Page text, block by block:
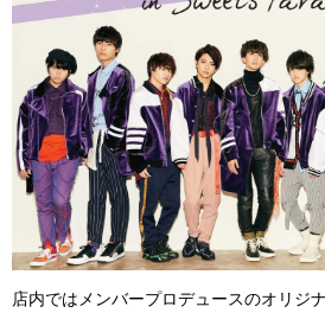
店内ではメンバープロデュースのオリジ